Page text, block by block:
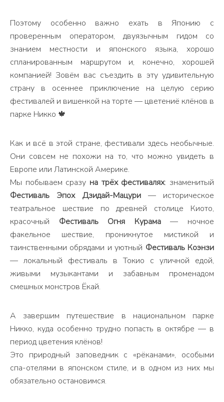
Поэтому особенно важно ехать в Японию с
проверенным оператором, двуязычным гидом со
знанием местности и японского языка, хорошо
спланированным маршрутом и, конечно, хорошей
компанией! Зовём вас съездить в эту удивительную
страну в осеннее приключение на целую серию
фестивалей и вишенкой на торте — цветениё клёнов в
парке Никко 🍁
Как и всё в этой стране, фестивали здесь необычные.
Они совсем не похожи на то, что можно увидеть в
Европе или Латинской Америке.
Мы побываем сразу на трёх фестивалях: знаменитый
Фестиваль Эпох Дзидай-Мацури— историческое
театральное шествие по древней столице Киото,
красочный Фестиваль Огня Курама— ночное
факельное шествие, проникнутое мистикой и
таинственными обрядами и уютный Фестиваль Коэнзи
— локальный фестиваль в Токио с уличной едой,
живыми музыкантами и забавным променадом
смешных монстров Ёкай.
А завершим путешествие в национальном парке
Никко, куда особенно трудно попасть в октябре — в
период цветения клёнов!
Это природный заповедник с «рёканами», особыми
спа-отелями в японском стиле, и в одном из них мы
обязательно остановимся.